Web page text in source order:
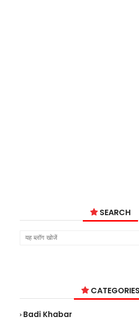
SEARCH
CATEGORIES
Badi Khabar